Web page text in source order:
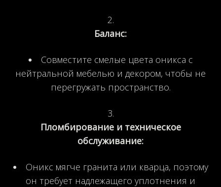
Баланс:
Совместите смелые цвета оникса с
нейтральной мебелью и декором, чтобы не
перегружать пространство.
Пломбирование и техническое
обслуживание:
Оникс мягче гранита или кварца, поэтому
он требует надлежащего уплотнения и